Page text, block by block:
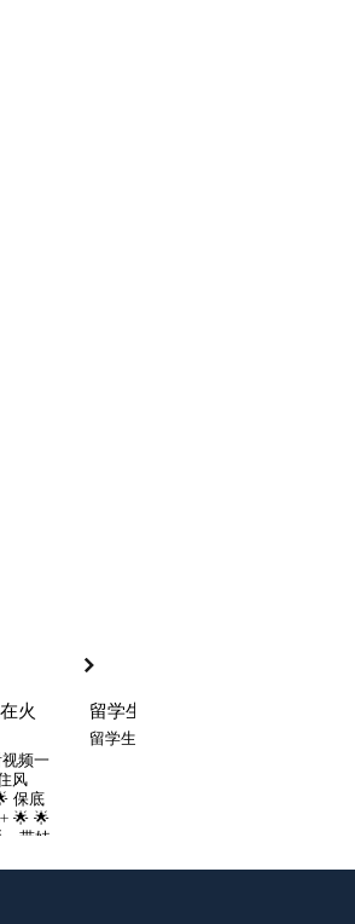
火
频一
风
保底
🌟 🌟
带娃
服
留学生贷款
留学生贷款专业平台
风险